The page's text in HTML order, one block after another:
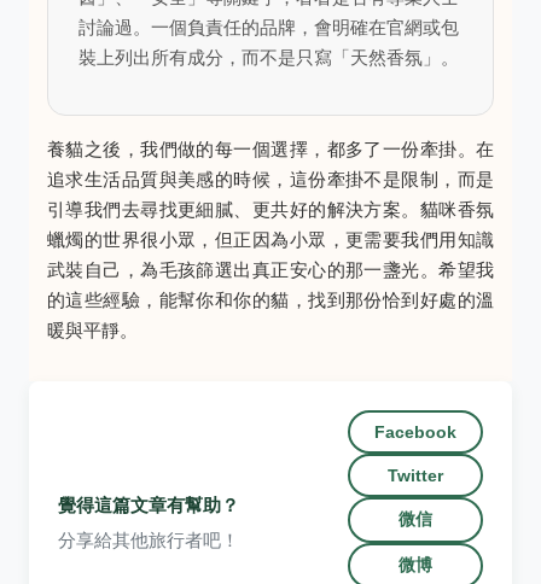
討論過。一個負責任的品牌，會明確在官網或包
裝上列出所有成分，而不是只寫「天然香氛」。
養貓之後，我們做的每一個選擇，都多了一份牽掛。在
追求生活品質與美感的時候，這份牽掛不是限制，而是
引導我們去尋找更細膩、更共好的解決方案。貓咪香氛
蠟燭的世界很小眾，但正因為小眾，更需要我們用知識
武裝自己，為毛孩篩選出真正安心的那一盞光。希望我
的這些經驗，能幫你和你的貓，找到那份恰到好處的溫
暖與平靜。
覺得這篇文章有幫助？
分享給其他旅行者吧！
Facebook
Twitter
微信
微博